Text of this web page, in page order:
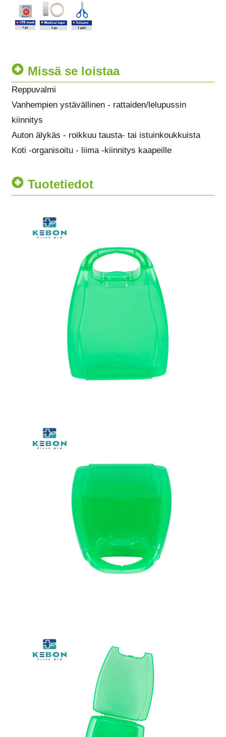
Missä se loistaa
Reppuvalmi
Vanhempien ystävällinen - rattaiden/lelupussin
kiinnitys
Auton älykäs - roikkuu tausta- tai istuinkoukkuista
Koti -organisoitu - liima -kiinnitys kaapeille
Tuotetiedot